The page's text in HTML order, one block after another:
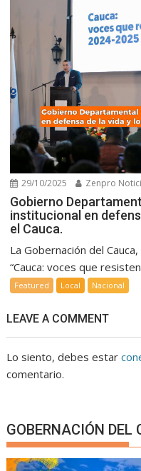
29/10/2025 Zenpro
Gobierno
institucional en
el Cauca.
La Gobernación del
“Cauca: voces que
Featured Local Nacional
LEAVE A COMMENT
Lo siento, debes estar
comentario.
GOBERNACIÓN DEL